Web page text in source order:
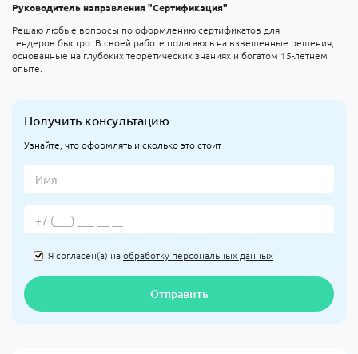
Руководитель направления "Сертификация"
Решаю любые вопросы по оформлению сертификатов для
тендеров быстро. В своей работе полагаюсь на взвешенные решения,
основанные на глубоких теоретических знаниях и богатом 15-летнем
опыте.
Получить консультацию
Узнайте, что оформлять и сколько это стоит
Я согласен(а) наобработку персональных данных
Отправить